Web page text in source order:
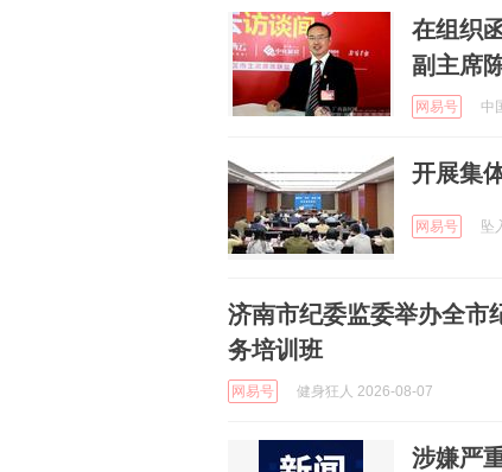
在组织
副主席
网易号 中
开展集
网易号 坠
济南市纪委监委举办全市
务培训班
网易号 健身狂人 2026-08-07
涉嫌严